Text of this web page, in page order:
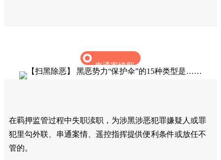
串通案情型
在羁押监管过程中失职渎职，为涉黑涉恶犯罪嫌疑人或罪
犯里勾外联、串通案情、遥控指挥提供便利条件或放任不
管的。‍